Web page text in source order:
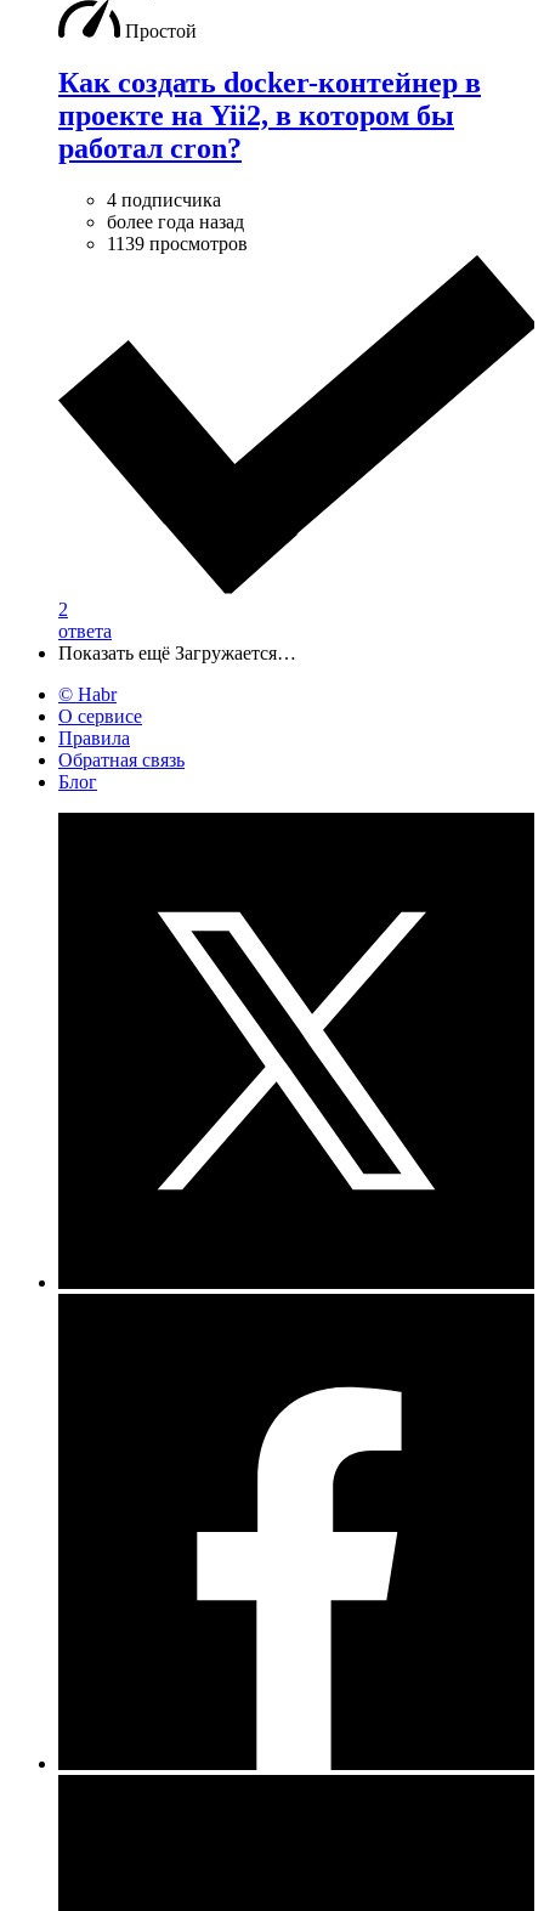
Простой
Как создать docker-контейнер в
проекте на Yii2, в котором бы
работал cron?
4 подписчика
более года назад
1139 просмотров
2
ответа
Показать ещё Загружается…
© Habr
О сервисе
Правила
Обратная связь
Блог